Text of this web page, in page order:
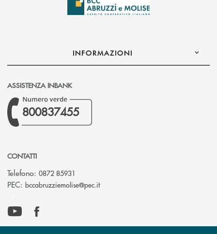
INFORMAZIONI
ASSISTENZA INBANK
800837455
CONTATTI
Telefono: 0872 85931
PEC: bccabruzziemolise@pec.it(si apre l’app di posta elettronica)